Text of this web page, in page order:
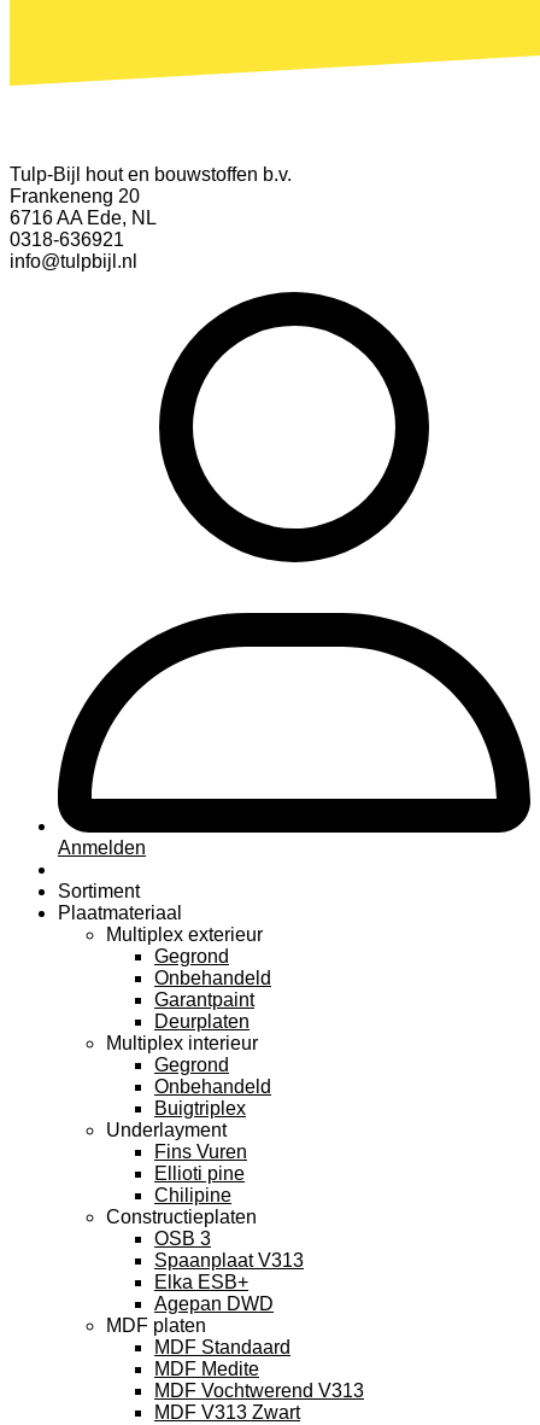
Tulp-Bijl hout en bouwstoffen b.v.
Frankeneng 20
6716 AA Ede, NL
0318-636921
info@tulpbijl.nl
Anmelden
Sortiment
Plaatmateriaal
Multiplex exterieur
Gegrond
Onbehandeld
Garantpaint
Deurplaten
Multiplex interieur
Gegrond
Onbehandeld
Buigtriplex
Underlayment
Fins Vuren
Ellioti pine
Chilipine
Constructieplaten
OSB 3
Spaanplaat V313
Elka ESB+
Agepan DWD
MDF platen
MDF Standaard
MDF Medite
MDF Vochtwerend V313
MDF V313 Zwart